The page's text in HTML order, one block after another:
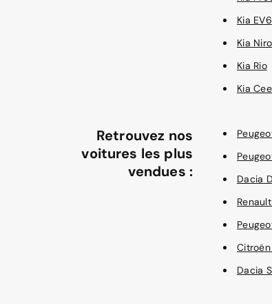
Kia EV6
Kia Niro
Kia Rio
Kia
Retrouvez nos
voitures les plus
vendues :
Dacia
Dacia